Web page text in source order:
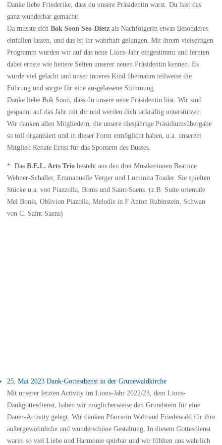
Danke liebe Friederike, dass du unsere Präsidentin warst. Du hast das
ganz wunderbar gemacht!
Da musste sich Bok Soon Seo-Dietzals Nachfolgerin etwas Besonderes
einfallen lassen, und das ist ihr wahrhaft gelungen. Mit ihrem vielseitigen
Programm wurden wir auf das neue Lions-Jahr eingestimmt und lernten
dabei ernste wie heitere Seiten unserer neuen Präsidentin kennen. Es
wurde viel gelacht und unser inneres Kind übernahm teilweise die
Führung und sorgte für eine ausgelassene Stimmung.
Danke liebe Bok Soon, dass du unsere neue Präsidentin bist. Wir sind
gespannt auf das Jahr mit dir und werden dich tatkräftig unterstützen.
Wir danken allen Mitgliedern, die unsere diesjährige Präsidiumsübergabe
so toll organisiert und in dieser Form ermöglicht haben, u.a. unserem
Mitglied Renate Ernst für das Sponsern des Busses.
* Das B.E.L. Arts Triobesteht aus den drei Musikerinnen Beatrice
Wehner-Schaller, Emmanuelle Verger und Luminita Toader. Sie spielten
Stücke u.a. von Piazzolla, Bonis und Saint-Saens. (z.B. Suite orientale
Mel Bonis, Oblivion Piazolla, Melodie in F Anton Rubinstein, Schwan
von C. Saint-Saens)
25. Mai 2023 Dank-Gottesdienst in der Grunewaldkirche
Mit unserer letzten Activity im Lions-Jahr 2022/23, dem Lions-
Dankgottesdienst, haben wir möglicherweise den Grundstein für eine
Dauer-Activity gelegt. Wir danken Pfarrerin Waltraud Friedewald für ihre
außergewöhnliche und wunderschöne Gestaltung. In diesem Gottesdienst
waren so viel Liebe und Harmonie spürbar und wir fühlten uns wahrlich